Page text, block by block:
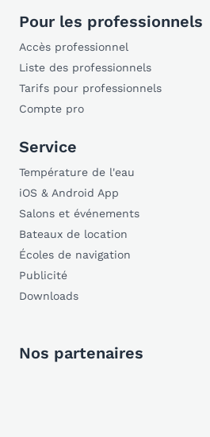
Pour les professionnels
Accès professionnel
Liste des professionnels
Tarifs pour professionnels
Compte pro
Service
Température de l'eau
iOS & Android App
Salons et événements
Bateaux de location
Écoles de navigation
Publicité
Downloads
Nos partenaires